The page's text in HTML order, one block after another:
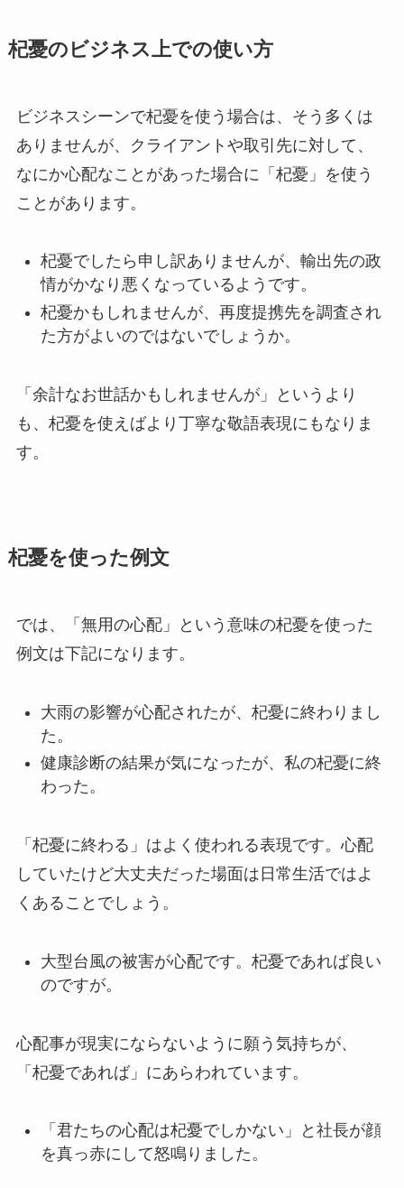
杞憂のビジネス上での使い方
ビジネスシーンで杞憂を使う場合は、そう多くは
ありませんが、クライアントや取引先に対して、
なにか心配なことがあった場合に「杞憂」を使う
ことがあります。
杞憂でしたら申し訳ありませんが、輸出先の政
情がかなり悪くなっているようです。
杞憂かもしれませんが、再度提携先を調査され
た方がよいのではないでしょうか。
「余計なお世話かもしれませんが」というより
も、杞憂を使えばより丁寧な敬語表現にもなりま
す。
杞憂を使った例文
では、「無用の心配」という意味の杞憂を使った
例文は下記になります。
大雨の影響が心配されたが、杞憂に終わりまし
た。
健康診断の結果が気になったが、私の杞憂に終
わった。
「杞憂に終わる」はよく使われる表現です。心配
していたけど大丈夫だった場面は日常生活ではよ
くあることでしょう。
大型台風の被害が心配です。杞憂であれば良い
のですが。
心配事が現実にならないように願う気持ちが、
「杞憂であれば」にあらわれています。
「君たちの心配は杞憂でしかない」と社長が顔
を真っ赤にして怒鳴りました。